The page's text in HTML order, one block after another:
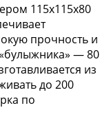
115х115х80
прочность и
— 80
из
до 200
по